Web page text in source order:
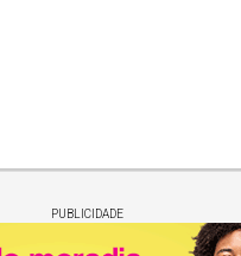
PUBLICIDADE